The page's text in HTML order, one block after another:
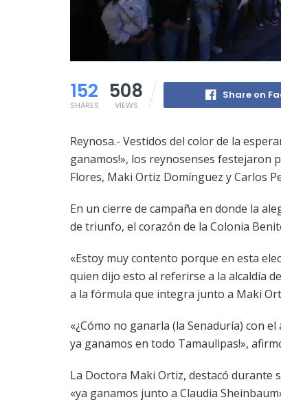
152
SHARES
508
VIEWS
Share on
Reynosa.- Vestidos del color de la
ganamos!», los reynosenses festejaron
Flores, Maki Ortiz Domínguez y Carlos
En un cierre de campaña en donde la
de triunfo, el corazón de la Colonia
«Estoy muy contento porque en esta
quien dijo esto al referirse a la alcaldía
a la fórmula que integra junto a Maki
«¿Cómo no ganarla (la Senaduría) con
ya ganamos en todo Tamaulipas!»,
La Doctora Maki Ortiz, destacó durante
«ya ganamos junto a Claudia